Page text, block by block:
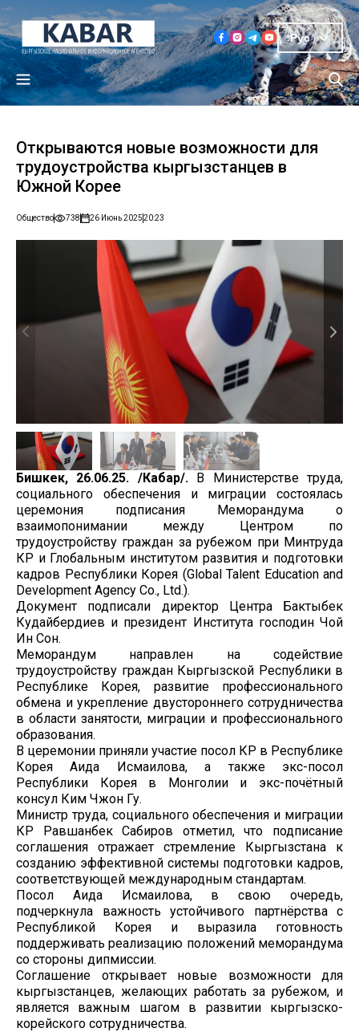
Рус
Открываются новые возможности для
трудоустройства кыргызстанцев в
Южной Корее
Общество 738 26 Июнь 202520:23
Бишкек, 26.06.25. /Кабар/. В Министерстве труда,
социального обеспечения и миграции состоялась
церемония подписания Меморандума о
взаимопонимании между Центром по
трудоустройству граждан за рубежом при Минтруда
КР и Глобальным институтом развития и подготовки
кадров Республики Корея (Global Talent Education and
Development Agency Co., Ltd.).
Документ подписали директор Центра Бактыбек
Кудайбердиев и президент Института господин Чой
Ин Сон.
Меморандум направлен на содействие
трудоустройству граждан Кыргызской Республики в
Республике Корея, развитие профессионального
обмена и укрепление двустороннего сотрудничества
в области занятости, миграции и профессионального
образования.
В церемонии приняли участие посол КР в Республике
Корея Аида Исмаилова, а также экс-посол
Республики Корея в Монголии и экс-почётный
консул Ким Чжон Гу.
Министр труда, социального обеспечения и миграции
КР Равшанбек Сабиров отметил, что подписание
соглашения отражает стремление Кыргызстана к
созданию эффективной системы подготовки кадров,
соответствующей международным стандартам.
Посол Аида Исмаилова, в свою очередь,
подчеркнула важность устойчивого партнёрства с
Республикой Корея и выразила готовность
поддерживать реализацию положений меморандума
со стороны дипмиссии.
Соглашение открывает новые возможности для
кыргызстанцев, желающих работать за рубежом, и
является важным шагом в развитии кыргызско-
корейского сотрудничества.